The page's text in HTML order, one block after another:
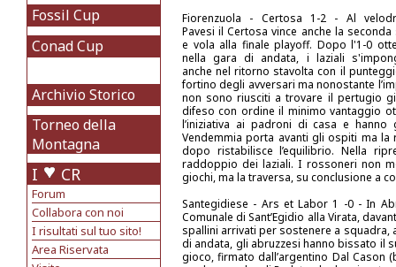
Fossil Cup
Conad Cup
Archivio Storico
Torneo della
Montagna
I CR
Forum
Collabora con noi
I risultati sul tuo sito!
Area Riservata
Fiorenzuola - Certosa 1-2 - Al
Pavesi il Certosa vince anche la seconda
e vola alla finale playoff. Dopo l'1-0
nella gara di andata, i laziali
anche nel ritorno stavolta con il
fortino degli avversari ma nonostante
non sono riusciti a trovare il pertugio
difeso con ordine il minimo vantaggio
l’iniziativa ai padroni di casa e
Vendemmia porta avanti gli ospiti ma
dopo ristabilisce l’equilibrio. Nella
raddoppio dei laziali. I rossoneri non
giochi, ma la traversa, su conclusione a
Santegidiese - Ars et Labor 1 -0 - In
Comunale di Sant’Egidio alla Virata,
spallini arrivati per sostenere a squadra,
di andata, gli abruzzesi hanno bissato il
gioco, firmato dall’argentino Dal Cason